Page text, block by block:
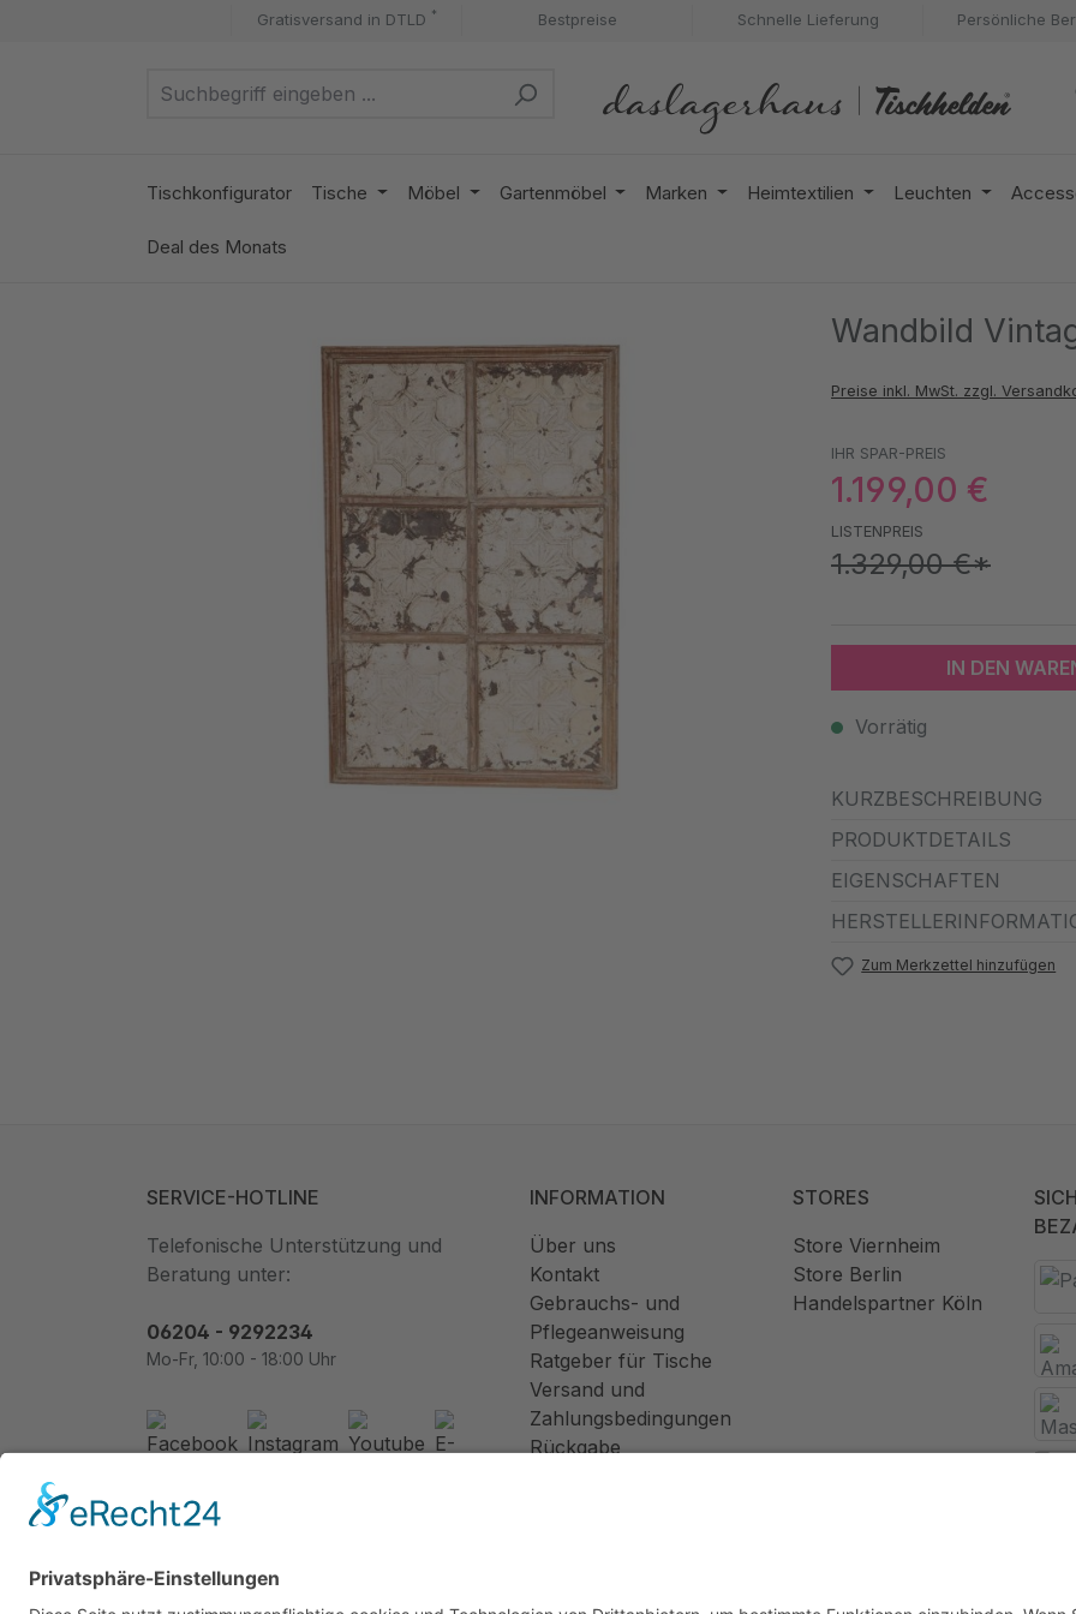
Zur Hauptnavigation springenGratisversand in DTLD * Bestpreise Schnelle Lieferung Persönliche
Tischkonfigurator Tische Möbel Gartenmöbel Marken Heimtextilien Leuchten
Deal des Monats
Wandbild
Preise inkl. MwSt. zzgl.
IHR SPAR-PREIS
1.199,00 €
LISTENPREIS
1.329,00 €*
IN DEN
Vorrätig
KURZBESCHREIBUNG
PRODUKTDETAILS
EIGENSCHAFTEN
Zum Merkzettel hinzufügen
SERVICE-HOTLINE
Telefonische Unterstützung und
Beratung unter:
06204 - 9292234
Mo-Fr, 10:00 - 18:00 Uhr
Newsletter abonnieren
INFORMATION
Über uns
Kontakt
Gebrauchs- und
Pflegeanweisung
Ratgeber für Tische
Versand und
Zahlungsbedingungen
Rückgabe
STORES
Store Viernheim
Store Berlin
Handelspartner Köln